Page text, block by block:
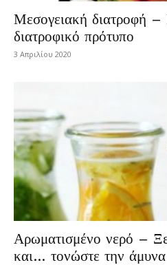
Μεσογειακή διατροφή –
διατροφικό πρότυπο
3 Απριλίου 2020
Αρωματισμένο νερό –
και… τονώστε την